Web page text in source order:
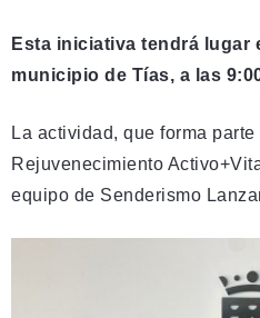
Esta iniciativa tendrá lugar
municipio de Tías, a las
La actividad, que forma
Rejuvenecimiento
equipo de Senderismo